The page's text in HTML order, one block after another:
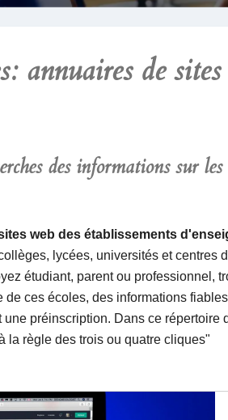
annuaires de
des informations sur les
web des établissements
lycées, universités et centres
étudiant, parent ou professionnel,
de ces écoles, des informations
préinscription. Dans ce
la règle des trois ou quatre cliques"